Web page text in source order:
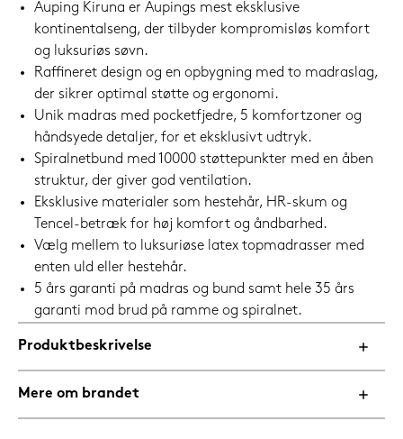
Auping Kiruna er Aupings mest eksklusive
kontinentalseng, der tilbyder kompromisløs komfort
og luksuriøs søvn.
Raffineret design og en opbygning med to madraslag,
der sikrer optimal støtte og ergonomi.
Unik madras med pocketfjedre, 5 komfortzoner og
håndsyede detaljer, for et eksklusivt udtryk.
Spiralnetbund med 10000 støttepunkter med en åben
struktur, der giver god ventilation.
Eksklusive materialer som hestehår, HR-skum og
Tencel-betræk for høj komfort og åndbarhed.
Vælg mellem to luksuriøse latex topmadrasser med
enten uld eller hestehår.
5 års garanti på madras og bund samt hele 35 års
garanti mod brud på ramme og spiralnet.
Produktbeskrivelse
Mere om brandet